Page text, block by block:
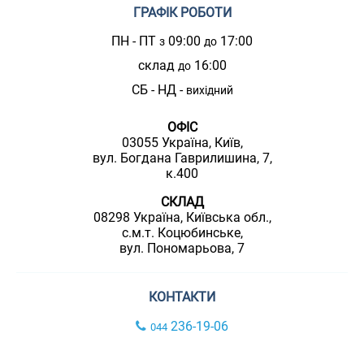
ГРАФІК РОБОТИ
ПН - ПТ з 09:00 до 17:00
склад до16:00
СБ - НД - вихідний
ОФІС
03055 Україна, Київ,
вул. Богдана Гаврилишина, 7,
к.400
СКЛАД
08298 Україна, Київська обл.,
с.м.т. Коцюбинське,
вул. Пономарьова, 7
КОНТАКТИ
044 236-19-06